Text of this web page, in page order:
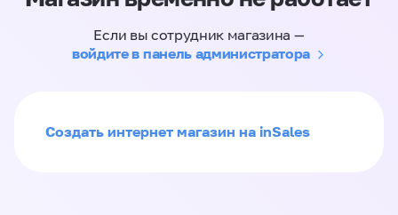
Если вы сотрудник магазина —
войдите в панель администратора
Создать интернет магазин на inSales